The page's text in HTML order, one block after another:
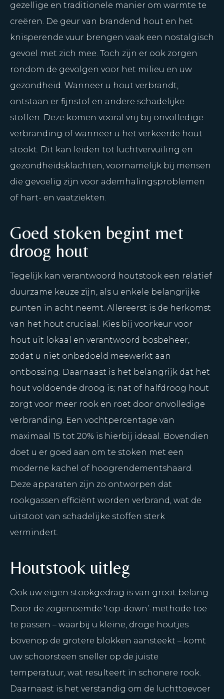
gezellige en traditionele manier om warmte te
creëren. De geur van brandend hout en het
knisperende vuur brengen vaak een nostalgisch
gevoel met zich mee. Toch zijn er ook zorgen
rondom de gevolgen voor het milieu en uw
gezondheid. Wanneer u hout verbrandt,
ontstaan er fijnstof en andere schadelijke
stoffen. Deze komen vooral vrij bij onvolledige
verbranding of wanneer u het verkeerde hout
stookt. Dit kan leiden tot luchtvervuiling en
gezondheidsklachten, voornamelijk bij mensen
die gevoelig zijn voor ademhalingsproblemen
of hart- en vaatziekten.
Goed stoken begint met
droog hout
Tegelijk kan verantwoord houtstook een relatief
duurzame keuze zijn, als u enkele belangrijke
punten in acht neemt. Allereerst is de herkomst
van het hout cruciaal. Kies bij voorkeur voor
hout uit lokaal en verantwoord bosbeheer,
zodat u niet onbedoeld meewerkt aan
ontbossing. Daarnaast is het belangrijk dat het
hout voldoende droog is; nat of halfdroog hout
zorgt voor meer rook en roet door onvolledige
verbranding. Een vochtpercentage van
maximaal 15 tot 20% is hierbij ideaal. Bovendien
doet u er goed aan om te stoken met een
moderne kachel of hoogrendementshaard.
Deze apparaten zijn zo ontworpen dat
rookgassen efficiënt worden verbrand, wat de
uitstoot van schadelijke stoffen sterk
vermindert.
Houtstook uitleg
Ook uw eigen stookgedrag is van groot belang.
Door de zogenoemde ‘top-down’-methode toe
te passen – waarbij u kleine, droge houtjes
bovenop de grotere blokken aansteekt – komt
uw schoorsteen sneller op de juiste
temperatuur, wat resulteert in schonere rook.
Daarnaast is het verstandig om de luchttoevoer